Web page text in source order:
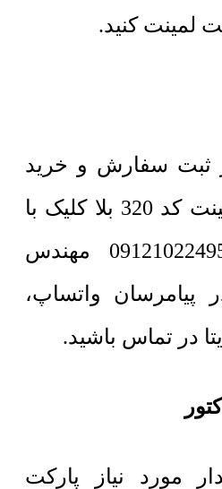
لمینت کنید.
ثبت سفارش و خرید
پارکت لمینت کد 320 بلا کلیک با
شماره 09121022495 مهندس
پیامرسان واتساپ،
در تماس باشید.
مورد نیاز پارکت